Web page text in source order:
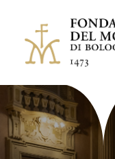
LA FONDAZIONE
BANDI